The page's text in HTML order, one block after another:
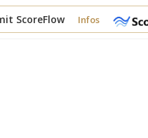
ScoreFlow Infos